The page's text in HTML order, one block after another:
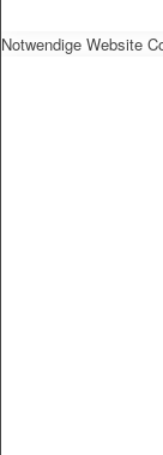
Notwendige Website